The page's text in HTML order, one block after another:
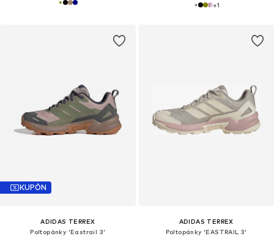
+1
KUPÓN
ADIDAS TERREX
Poltopánky 'Eastrail 3'
ADIDAS TERREX
Poltopánky 'EASTRAIL 3'